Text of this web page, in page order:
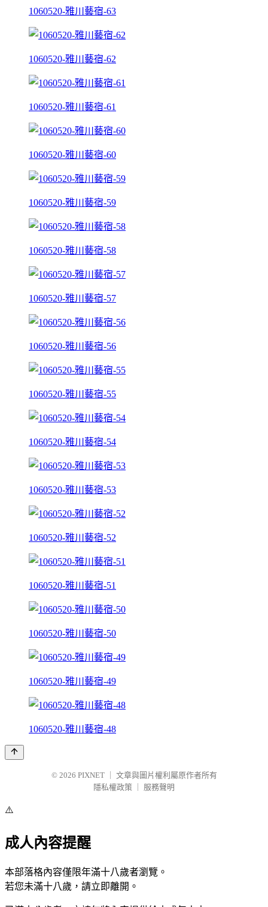
1060520-雅川藝宿-63
1060520-雅川藝宿-62
1060520-雅川藝宿-61
1060520-雅川藝宿-60
1060520-雅川藝宿-59
1060520-雅川藝宿-58
1060520-雅川藝宿-57
1060520-雅川藝宿-56
1060520-雅川藝宿-55
1060520-雅川藝宿-54
1060520-雅川藝宿-53
1060520-雅川藝宿-52
1060520-雅川藝宿-51
1060520-雅川藝宿-50
1060520-雅川藝宿-49
1060520-雅川藝宿-48
© 2026 PIXNET
文章與圖片權利屬原作者所有
隱私權政策
服務聲明
⚠️
成人內容提醒
本部落格內容僅限年滿十八歲者瀏覽。
若您未滿十八歲，請立即離開。